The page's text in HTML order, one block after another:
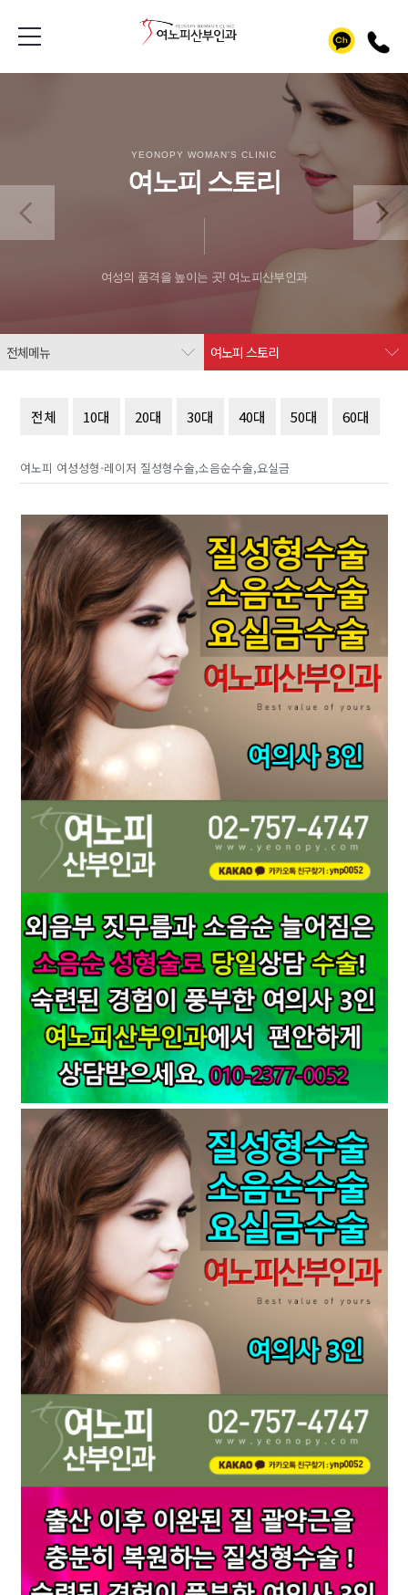
YEONOPY WOMAN'S CLINIC
여노피 스토리
여성의 품격을 높이는 곳! 여노피산부인과
전체메뉴 여노피 스토리
전체 10대 20대 30대 40대 50대 60대
여노피 여성성형-레이저 질성형수술,소음순수술,요실금